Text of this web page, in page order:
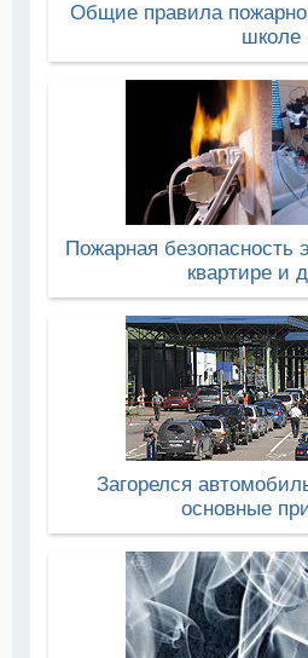
Общие правила
школе
Пожарная безопасность
квартире и
Загорелся
основные